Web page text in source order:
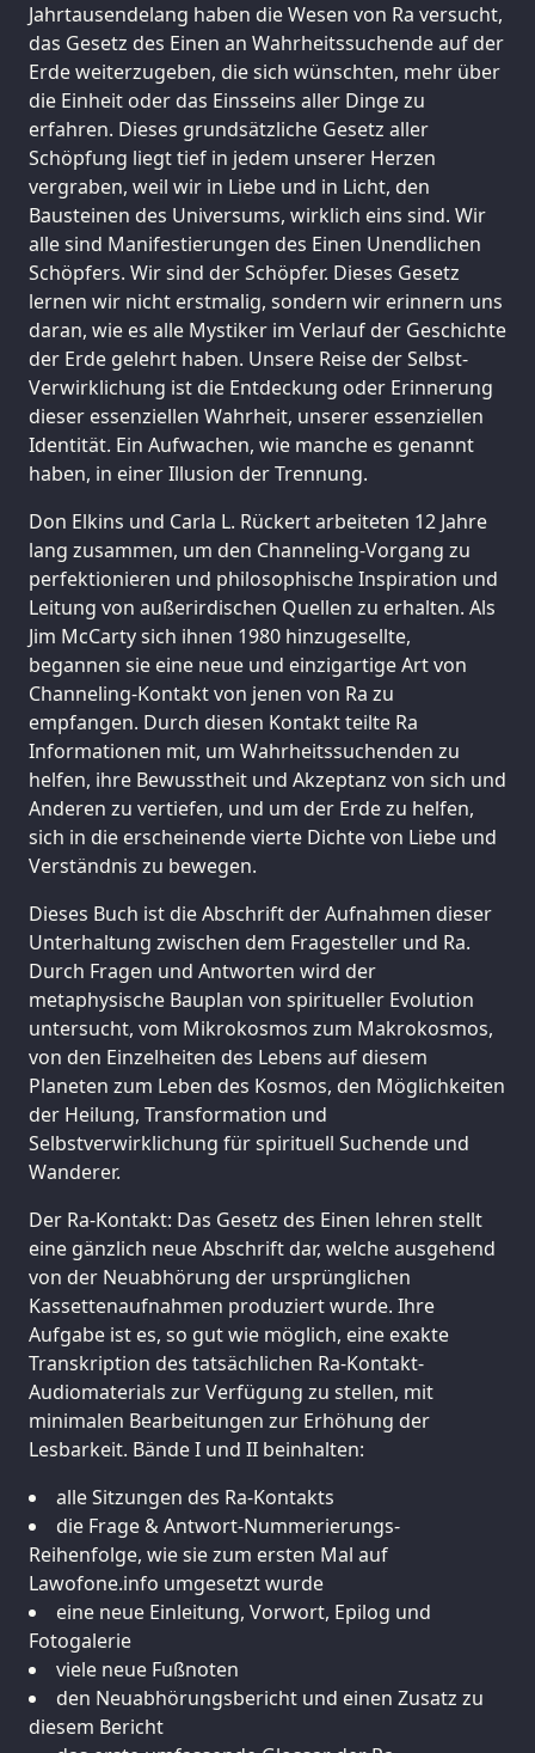
Jahrtausendelang haben die Wesen von Ra versucht,
das Gesetz des Einen an Wahrheitssuchende auf der
Erde weiterzugeben, die sich wünschten, mehr über
die Einheit oder das Einsseins aller Dinge zu
erfahren. Dieses grundsätzliche Gesetz aller
Schöpfung liegt tief in jedem unserer Herzen
vergraben, weil wir in Liebe und in Licht, den
Bausteinen des Universums, wirklich eins sind. Wir
alle sind Manifestierungen des Einen Unendlichen
Schöpfers. Wir sind der Schöpfer. Dieses Gesetz
lernen wir nicht erstmalig, sondern wir erinnern uns
daran, wie es alle Mystiker im Verlauf der Geschichte
der Erde gelehrt haben. Unsere Reise der Selbst-
Verwirklichung ist die Entdeckung oder Erinnerung
dieser essenziellen Wahrheit, unserer essenziellen
Identität. Ein Aufwachen, wie manche es genannt
haben, in einer Illusion der Trennung.
Don Elkins und Carla L. Rückert arbeiteten 12 Jahre
lang zusammen, um den Channeling-Vorgang zu
perfektionieren und philosophische Inspiration und
Leitung von außerirdischen Quellen zu erhalten. Als
Jim McCarty sich ihnen 1980 hinzugesellte,
begannen sie eine neue und einzigartige Art von
Channeling-Kontakt von jenen von Ra zu
empfangen. Durch diesen Kontakt teilte Ra
Informationen mit, um Wahrheitssuchenden zu
helfen, ihre Bewusstheit und Akzeptanz von sich und
Anderen zu vertiefen, und um der Erde zu helfen,
sich in die erscheinende vierte Dichte von Liebe und
Verständnis zu bewegen.
Dieses Buch ist die Abschrift der Aufnahmen dieser
Unterhaltung zwischen dem Fragesteller und Ra.
Durch Fragen und Antworten wird der
metaphysische Bauplan von spiritueller Evolution
untersucht, vom Mikrokosmos zum Makrokosmos,
von den Einzelheiten des Lebens auf diesem
Planeten zum Leben des Kosmos, den Möglichkeiten
der Heilung, Transformation und
Selbstverwirklichung für spirituell Suchende und
Wanderer.
Der Ra-Kontakt: Das Gesetz des Einen lehren stellt
eine gänzlich neue Abschrift dar, welche ausgehend
von der Neuabhörung der ursprünglichen
Kassettenaufnahmen produziert wurde. Ihre
Aufgabe ist es, so gut wie möglich, eine exakte
Transkription des tatsächlichen Ra-Kontakt-
Audiomaterials zur Verfügung zu stellen, mit
minimalen Bearbeitungen zur Erhöhung der
Lesbarkeit. Bände I und II beinhalten:
alle Sitzungen des Ra-Kontakts
die Frage & Antwort-Nummerierungs-
Reihenfolge, wie sie zum ersten Mal auf
Lawofone.info umgesetzt wurde
eine neue Einleitung, Vorwort, Epilog und
Fotogalerie
viele neue Fußnoten
den Neuabhörungsbericht und einen Zusatz zu
diesem Bericht